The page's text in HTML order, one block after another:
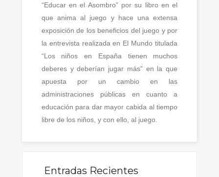
“Educar en el Asombro” por su libro en el
que anima al juego y hace una extensa
exposición de los beneficios del juego y por
la entrevista realizada en El Mundo titulada
“Los niños en España tienen muchos
deberes y deberían jugar más” en la que
apuesta por un cambio en las
administraciones públicas en cuanto a
educación para dar mayor cabida al tiempo
libre de los niños, y con ello, al juego.
Entradas Recientes